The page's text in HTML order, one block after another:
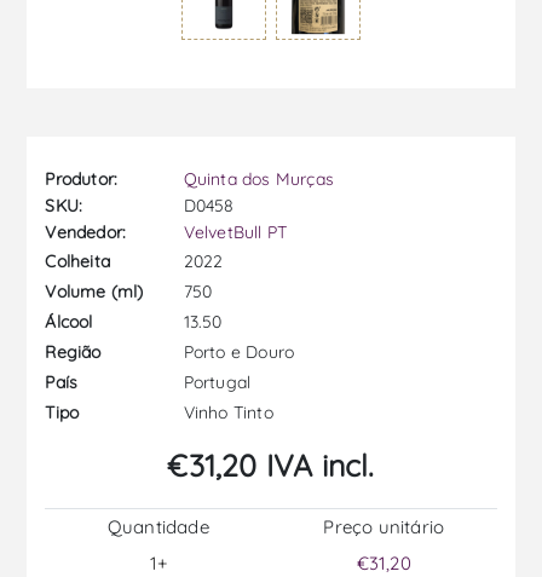
Produtor:
Quinta dos Murças
SKU:
D0458
Vendedor:
VelvetBull PT
Colheita
2022
Volume (ml)
750
Álcool
13.50
Região
Porto e Douro
País
Portugal
Tipo
Vinho Tinto
€31,20 IVA incl.
Quantidade
1+
Preço unitário
€31,20